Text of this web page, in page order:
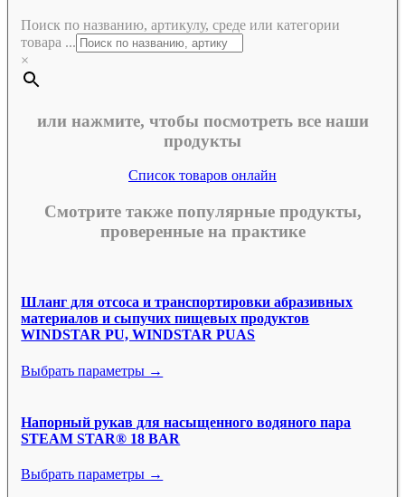
Поиск по названию, артикулу, среде или категории
товара ...
×
или нажмите, чтобы посмотреть все наши
продукты
Список товаров онлайн
Смотрите также популярные продукты,
проверенные на практике
Шланг для отсоса и транспортировки абразивных
материалов и сыпучих пищевых продуктов
WINDSTAR PU, WINDSTAR PUAS
Выбрать параметры →
Напорный рукав для насыщенного водяного пара
STEAM STAR® 18 BAR
Выбрать параметры →